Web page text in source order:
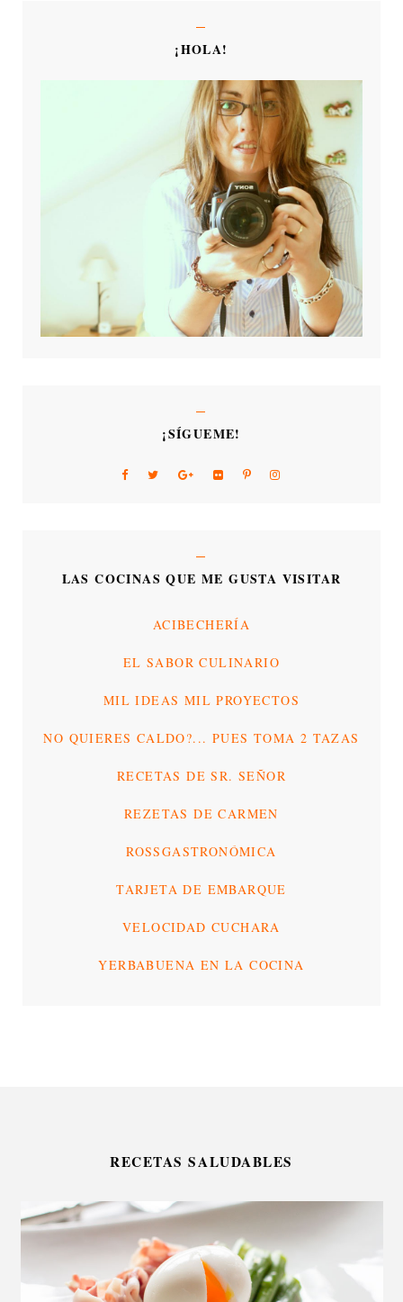
¡HOLA!
¡SÍGUEME!
LAS COCINAS QUE ME GUSTA VISITAR
ACIBECHERÍA
EL SABOR CULINARIO
MIL IDEAS MIL PROYECTOS
NO QUIERES CALDO?... PUES TOMA 2 TAZAS
RECETAS DE SR. SEÑOR
REZETAS DE CARMEN
ROSSGASTRONÓMICA
TARJETA DE EMBARQUE
VELOCIDAD CUCHARA
YERBABUENA EN LA COCINA
RECETAS SALUDABLES